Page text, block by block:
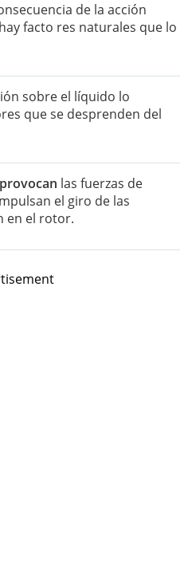
de la acción
facto res naturales que lo
sobre el líquido lo
que se desprenden del
provocan las fuerzas de
el giro de las
en el rotor.